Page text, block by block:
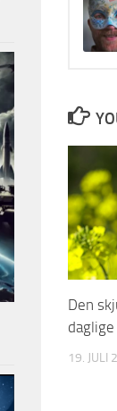
Den
19. JULI